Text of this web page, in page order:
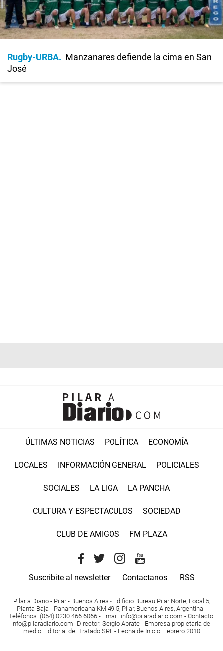
Rugby-URBA
Manzanares defiende la cima en San
José
ÚLTIMAS NOTICIAS POLÍTICA ECONOMÍA
LOCALES INFORMACIÓN GENERAL POLICIALES
SOCIALES LA LIGA LA PANCHA
CULTURA Y ESPECTACULOS SOCIEDAD
CLUB DE AMIGOS FM PLAZA
Suscribite al newsletter Contactanos RSS
Pilar a Diario - Pilar - Buenos Aires - Edificio Bureau Pilar Norte, Local 5,
Planta Baja - Panamericana KM 49.5, Pilar, Buenos Aires, Argentina -
Teléfonos: (054) 0230 466 6066 - Email : info@pilaradiario.com - Contacto:
info@pilaradiario.com- Director: Sergio Abrate - Empresa propietaria del
medio: Editorial del Tratado SRL - Fecha de Inicio: Febrero 2010